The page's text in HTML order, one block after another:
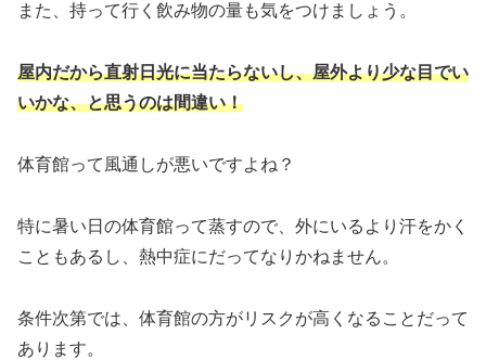
また、持って行く飲み物の量も気をつけましょう。
屋内だから直射日光に当たらないし、屋外より少な目でい
いかな、と思うのは間違い！
体育館って風通しが悪いですよね？
特に暑い日の体育館って蒸すので、外にいるより汗をかく
こともあるし、熱中症にだってなりかねません。
条件次第では、体育館の方がリスクが高くなることだって
あります。